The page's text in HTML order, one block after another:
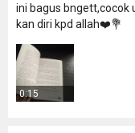
ini bagus bngett,cocok
kan diri kpd allah❤️💐
0:15